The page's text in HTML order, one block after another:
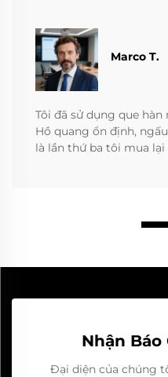
Marco T.
Tôi đã sử dụng que hàn
Hồ quang ổn định,
là lần thứ ba tôi mua lại
Nhận Báo
Đại diện của chúng